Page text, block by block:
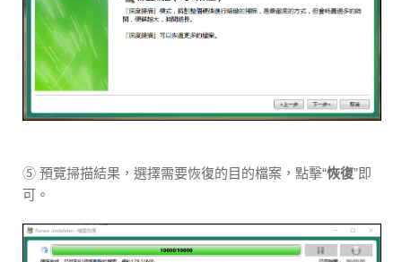
⑤ 預覽掃描結果，選擇需要恢復的目的檔案，點擊“恢復”即
可。